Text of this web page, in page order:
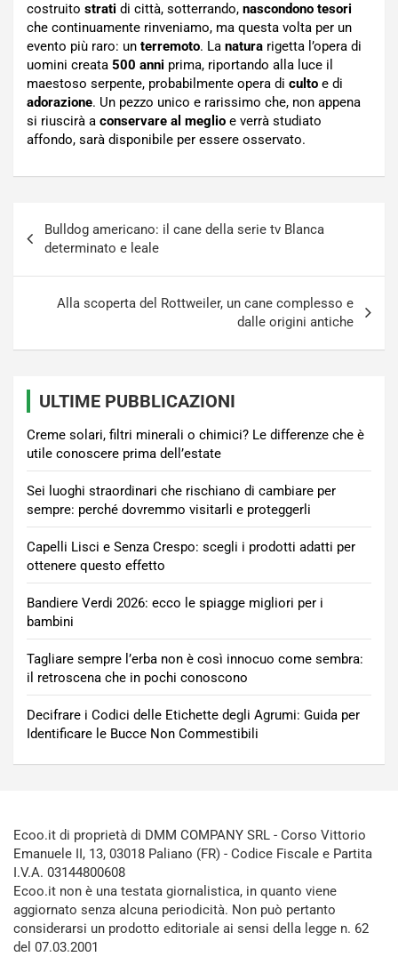
costruito strati di città, sotterrando, nascondono tesori
che continuamente rinveniamo, ma questa volta per un
evento più raro: un terremoto. La natura rigetta l’opera di
uomini creata 500 anni prima, riportando alla luce il
maestoso serpente, probabilmente opera di culto e di
adorazione. Un pezzo unico e rarissimo che, non appena
si riuscirà a conservare al meglio e verrà studiato
affondo, sarà disponibile per essere osservato.
articoli
Bulldog americano: il cane della serie tv Blanca
determinato e leale
Alla scoperta del Rottweiler, un cane complesso e
dalle origini antiche
ULTIME PUBBLICAZIONI
Creme solari, filtri minerali o chimici? Le differenze che è
utile conoscere prima dell’estate
Sei luoghi straordinari che rischiano di cambiare per
sempre: perché dovremmo visitarli e proteggerli
Capelli Lisci e Senza Crespo: scegli i prodotti adatti per
ottenere questo effetto
Bandiere Verdi 2026: ecco le spiagge migliori per i
bambini
Tagliare sempre l’erba non è così innocuo come sembra:
il retroscena che in pochi conoscono
Decifrare i Codici delle Etichette degli Agrumi: Guida per
Identificare le Bucce Non Commestibili
Ecoo.it di proprietà di DMM COMPANY SRL - Corso Vittorio
Emanuele II, 13, 03018 Paliano (FR) - Codice Fiscale e Partita
I.V.A. 03144800608
Ecoo.it non è una testata giornalistica, in quanto viene
aggiornato senza alcuna periodicità. Non può pertanto
considerarsi un prodotto editoriale ai sensi della legge n. 62
del 07.03.2001